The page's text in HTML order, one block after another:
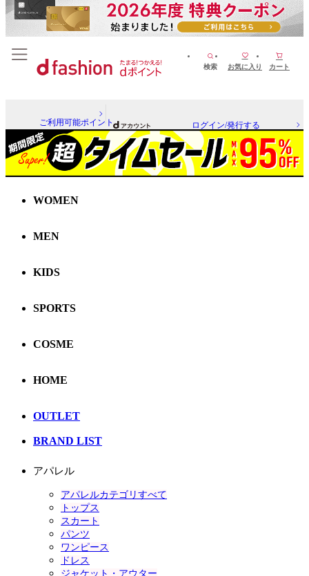
検索 お気に入り カート
ご利用可能ポイント ログイン/発行する
WOMEN
MEN
KIDS
SPORTS
COSME
HOME
OUTLET
BRAND LIST
アパレル
アパレルカテゴリすべて
トップス
スカート
パンツ
ワンピース
ドレス
ジャケット・アウター